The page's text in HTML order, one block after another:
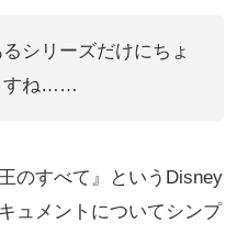
シリーズだけにちょ
すね……
のすべて』というDisney
ュメントについてシンプ